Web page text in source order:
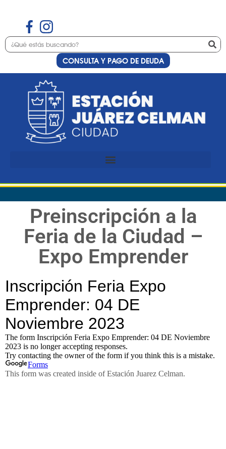
CONSULTA Y PAGO DE DEUDA
Preinscripción a la
Feria de la Ciudad –
Expo Emprender